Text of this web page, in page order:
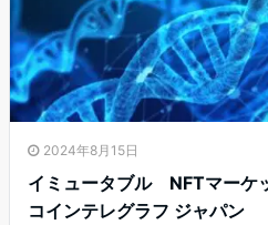
2024年8月15日
イミュータブル NFTマーケ
コインテレグラフ ジャパン